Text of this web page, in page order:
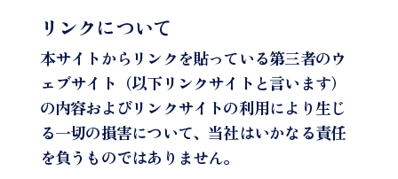
リンクについて
本サイトからリンクを貼っている第三者のウ
ェブサイト（以下リンクサイトと言います）
の内容およびリンクサイトの利用により生じ
る一切の損害について、当社はいかなる責任
を負うものではありません。